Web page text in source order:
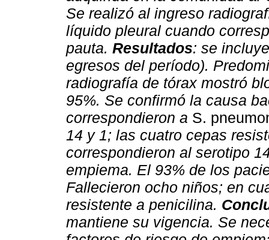
Se realizó al ingreso
líquido pleural cuando
pauta. Resultados: se
egresos del período).
radiografía de tórax mostró
95%. Se confirmó la causa
correspondieron a S.
14 y 1; las cuatro cepas
correspondieron al serotipo
empiema. El 93% de los
Fallecieron ocho niños; en
resistente a penicilina.
mantiene su vigencia. Se